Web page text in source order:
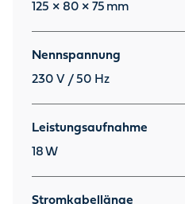
125 × 80 × 75 mm
Nennspannung
230 V / 50 Hz
Leistungsaufnahme
18 W
Stromkabellänge